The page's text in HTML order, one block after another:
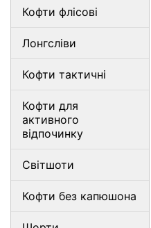
Кофти флісові
Лонгсліви
Кофти тактичні
Кофти для
активного
відпочинку
Світшоти
Кофти без капюшона